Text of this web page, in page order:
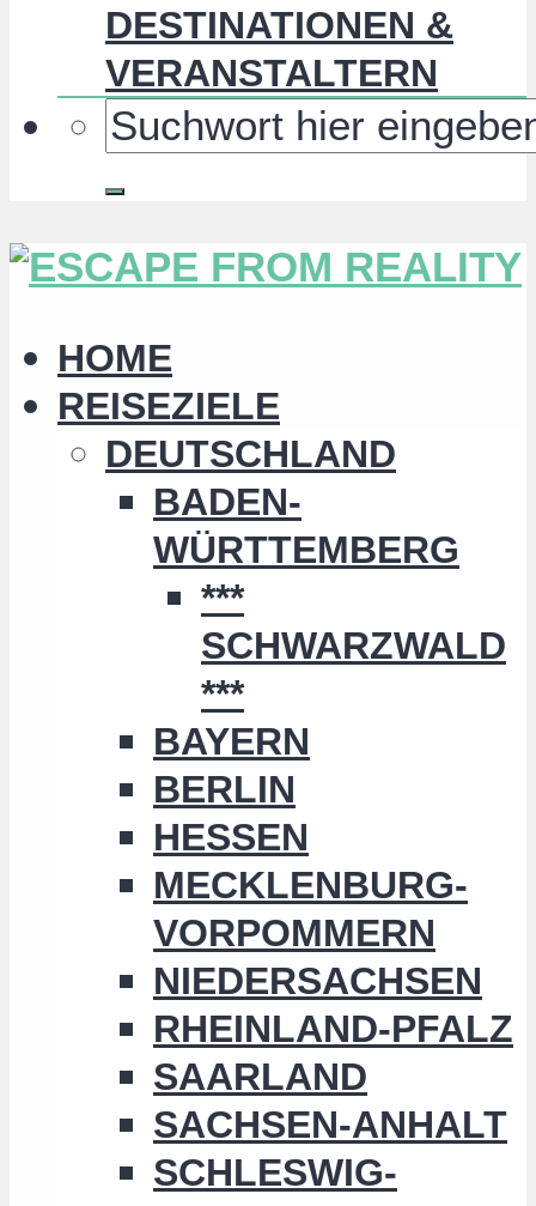
DESTINATIONEN &
VERANSTALTERN
HOME
REISEZIELE
DEUTSCHLAND
BADEN-
WÜRTTEMBERG
***
SCHWARZWALD
***
BAYERN
BERLIN
HESSEN
MECKLENBURG-
VORPOMMERN
NIEDERSACHSEN
RHEINLAND-PFALZ
SAARLAND
SACHSEN-ANHALT
SCHLESWIG-